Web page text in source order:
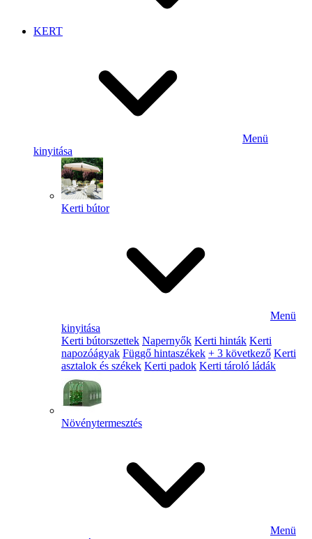
KERT
Menü
kinyitása
Kerti bútor
Menü
kinyitása
Kerti bútorszettek Napernyők Kerti hinták Kerti
napozóágyak Függő hintaszékek + 3 következő Kerti
asztalok és székek Kerti padok Kerti tároló ládák
Növénytermesztés
Menü